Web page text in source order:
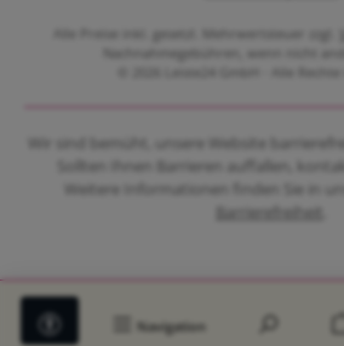
Navigation
Alle Preise inkl. gesetzl. Mehrwertsteuer zzgl.
Nachnahmegebühren, wenn nicht
Wir sind bemüht, unsere Website
Sollten Ihnen Barrieren auffallen,
Weitere Informationen finden Sie in
Barrierefreiheit